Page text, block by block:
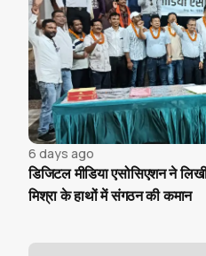
6 days ago
डिजिटल मीडिया एसोसिएशन ने
मिश्रा के हाथों में संगठन की कमान